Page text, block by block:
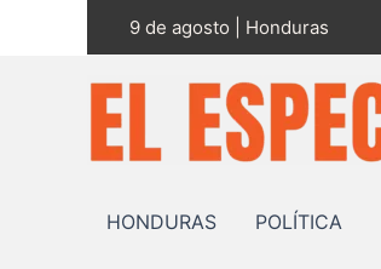
9 de agosto | Honduras
HONDURAS POLÍTICA